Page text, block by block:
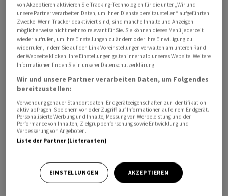
Im Podcast"Handelszeitung Insights"
sprechen Tim
Höfinghoff undSwiss Life-Chefökonom Marc
Brütsch über die wirtschaftlichen Aussichten im Jahr
2022: global und für die Schweiz.
Wird die Pandemie bald zu ihrem Ende gekommen sein?
Was sind die Folgen der hohen Inflation in vielen
Trend abkoppeln?Ausserdem: Ist mit einer baldigen
Zinswende zu rechnen? Kommt es also zu einer
Situation, in der die Party an den Börsen und an den
Immobilienmärkten nicht mehr lange anhalten dürfte?
von Akzeptieren aktivieren Sie Tracking-Technologien für die unter „Wir und
unsere Partner verarbeiten Daten, um Ihnen Dienste bereitzustellen“ aufgeführten
Zwecke. Wenn Tracker deaktiviert sind, sind manche Inhalte und Anzeigen
möglicherweise nicht mehr so relevant für Sie. Sie können dieses Menü jederzeit
wieder aufrufen, um Ihre Einstellungen zu ändern oder Ihre Einwilligung zu
widerrufen, indem Sie auf den Link Voreinstellungen verwalten am unteren Rand
der Webseite klicken. Ihre Einstellungen gelten innerhalb unseres Website. Weitere
Informationen finden Sie in unserer Datenschutzerklärung.
Wir und unsere Partner verarbeiten Daten, um Folgendes
bereitzustellen:
Verwendung genauer Standortdaten. Endgeräteeigenschaften zur Identifikation
aktiv abfragen. Speichern von oder Zugriff auf Informationen auf einem Endgerät.
Personalisierte Werbung und Inhalte, Messung von Werbeleistung und der
Performance von Inhalten, Zielgruppenforschung sowie Entwicklung und
Verbesserung von Angeboten.
Liste der Partner (Lieferanten)
EINSTELLUNGEN AKZEPTIEREN